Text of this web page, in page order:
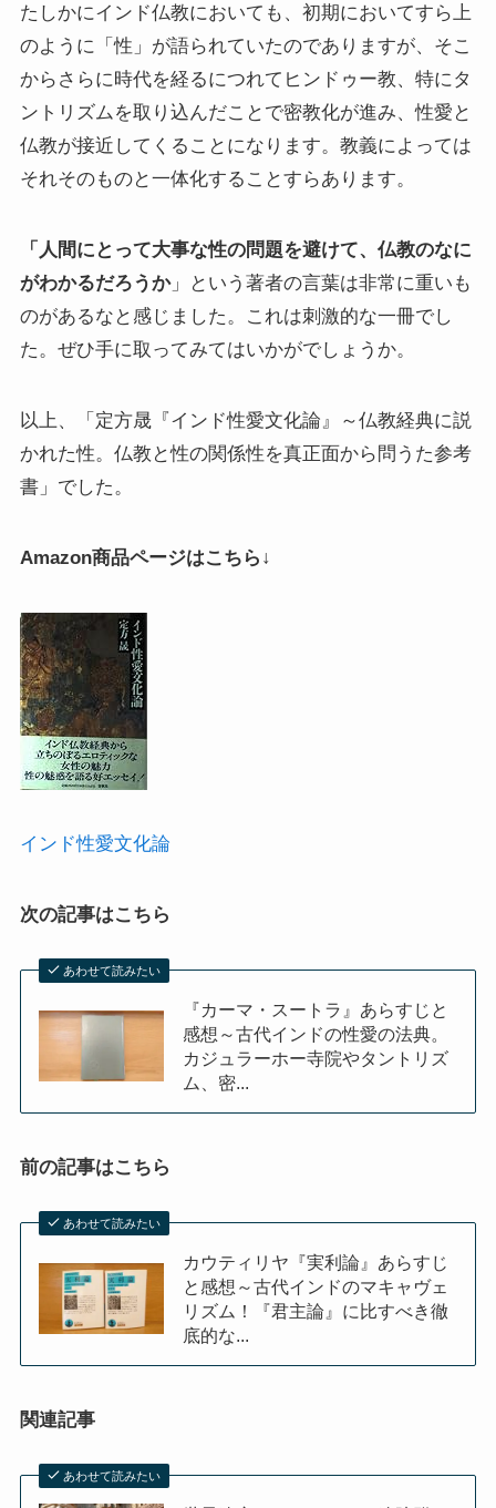
たしかにインド仏教においても、初期においてすら上
のように「性」が語られていたのでありますが、そこ
からさらに時代を経るにつれてヒンドゥー教、特にタ
ントリズムを取り込んだことで密教化が進み、性愛と
仏教が接近してくることになります。教義によっては
それそのものと一体化することすらあります。
「人間にとって大事な性の問題を避けて、仏教のなに
がわかるだろうか」という著者の言葉は非常に重いも
のがあるなと感じました。これは刺激的な一冊でし
た。ぜひ手に取ってみてはいかがでしょうか。
以上、「定方晟『インド性愛文化論』～仏教経典に説
かれた性。仏教と性の関係性を真正面から問うた参考
書」でした。
Amazon商品ページはこちら↓
インド性愛文化論
次の記事はこちら
あわせて読みたい
『カーマ・スートラ』あらすじと
感想～古代インドの性愛の法典。
カジュラーホー寺院やタントリズ
ム、密...
前の記事はこちら
あわせて読みたい
カウティリヤ『実利論』あらすじ
と感想～古代インドのマキャヴェ
リズム！『君主論』に比すべき徹
底的な...
関連記事
あわせて読みたい